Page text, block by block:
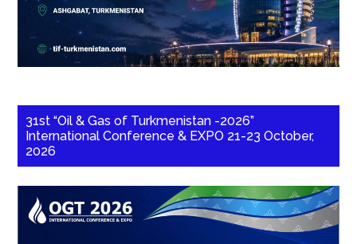
31st “Oil & Gas of Turkmenistan -2026”
International Conference & EXPO 21-23 October,
2026